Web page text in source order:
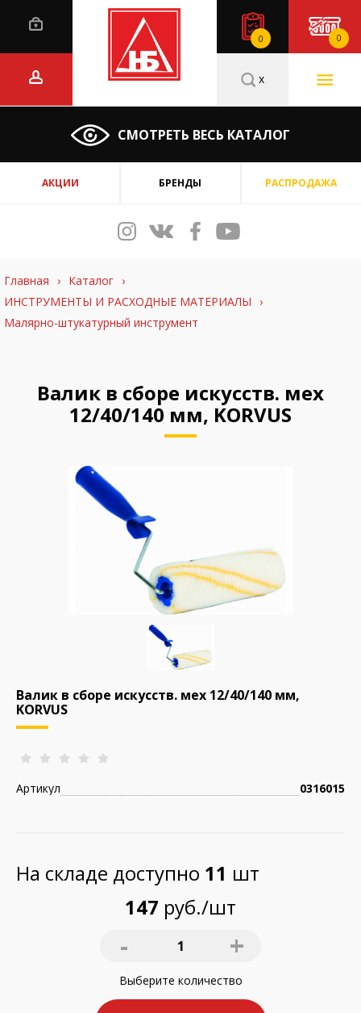
0 0
СМОТРЕТЬ ВЕСЬ КАТАЛОГ
x
АКЦИИ БРЕНДЫ РАСПРОДАЖА
Главная › Каталог ›
ИНСТРУМЕНТЫ И РАСХОДНЫЕ МАТЕРИАЛЫ
›
Малярно-штукатурный инструмент
Валик в сборе искусств. мех
12/40/140 мм, KORVUS
Валик в сборе искусств. мех 12/40/140 мм,
KORVUS
Артикул 0316015
На складе доступно 11 шт
147 руб./шт
- 1 +
Выберите количество